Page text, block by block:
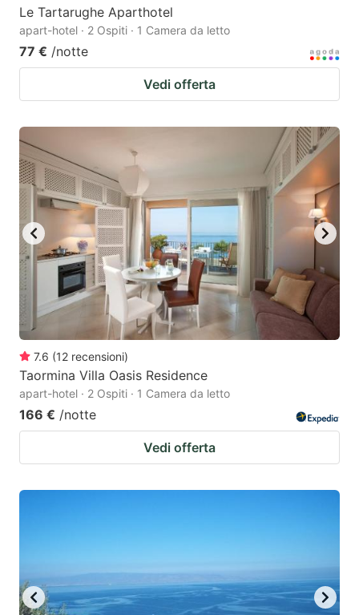
Le Tartarughe Aparthotel
apart-hotel · 2 Ospiti · 1 Camera da letto
77 € /notte
Vedi offerta
7.6 (12 recensioni)
Taormina Villa Oasis Residence
apart-hotel · 2 Ospiti · 1 Camera da letto
166 € /notte
Vedi offerta